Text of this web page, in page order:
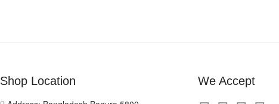
Shop Location We Accept